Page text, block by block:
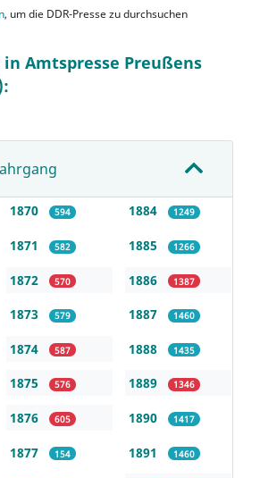
, um die DDR-Presse zu durchsuchen
Amtspresse Preußens
1870 594
1871 582
1872 570
1873 579
1874 587
1875 576
1876 605
1877 154
1884 1249
1885 1266
1886 1387
1887 1460
1888 1435
1889 1346
1890 1417
1891 1460